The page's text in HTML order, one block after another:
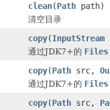
clean(Path path)
清空目录
copy(InputStream
通过JDK7+的
copy(Path src,
通过JDK7+的
copy(Path src,